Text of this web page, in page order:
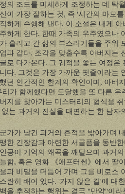
의 조도를 미세하게 조정하는 데 탁
이 가장 잘하는 것, 즉 '시간의 마모
하게 수행해 낸다. 이 소설은 내게
하게 한다. 한때 가족의 우주였으나
흘리고 간 삶의 부스러기들을 주워
과 같다.조각을 맞출수록 아버지는
로 다가온다. 그 궤적을 쫓는 여정은
다. 그것은 가장 가까운 핏줄이라는
던 인간적인 한계의 확인이며 , 아버
리가 함께했다면 도달했을 또 다른 우
지를 찾아가는 미스터리의 형식을
없는 과거의 진실을 대면하는 한 남자
가가 남긴 과거의 흔적을 밟아가며
한 긴장감과 아련한 서글픔을 동반
공이 기억의 왜곡을 깨달으며 과거
함, 혹은 영화 《애프터썬》 에서 딸
과 비밀을 더듬어 가며 그를 비로소
란히 배어 있다. '가지 않은 길'에 대
을 추적하는 행위는 결국 "만약"이라